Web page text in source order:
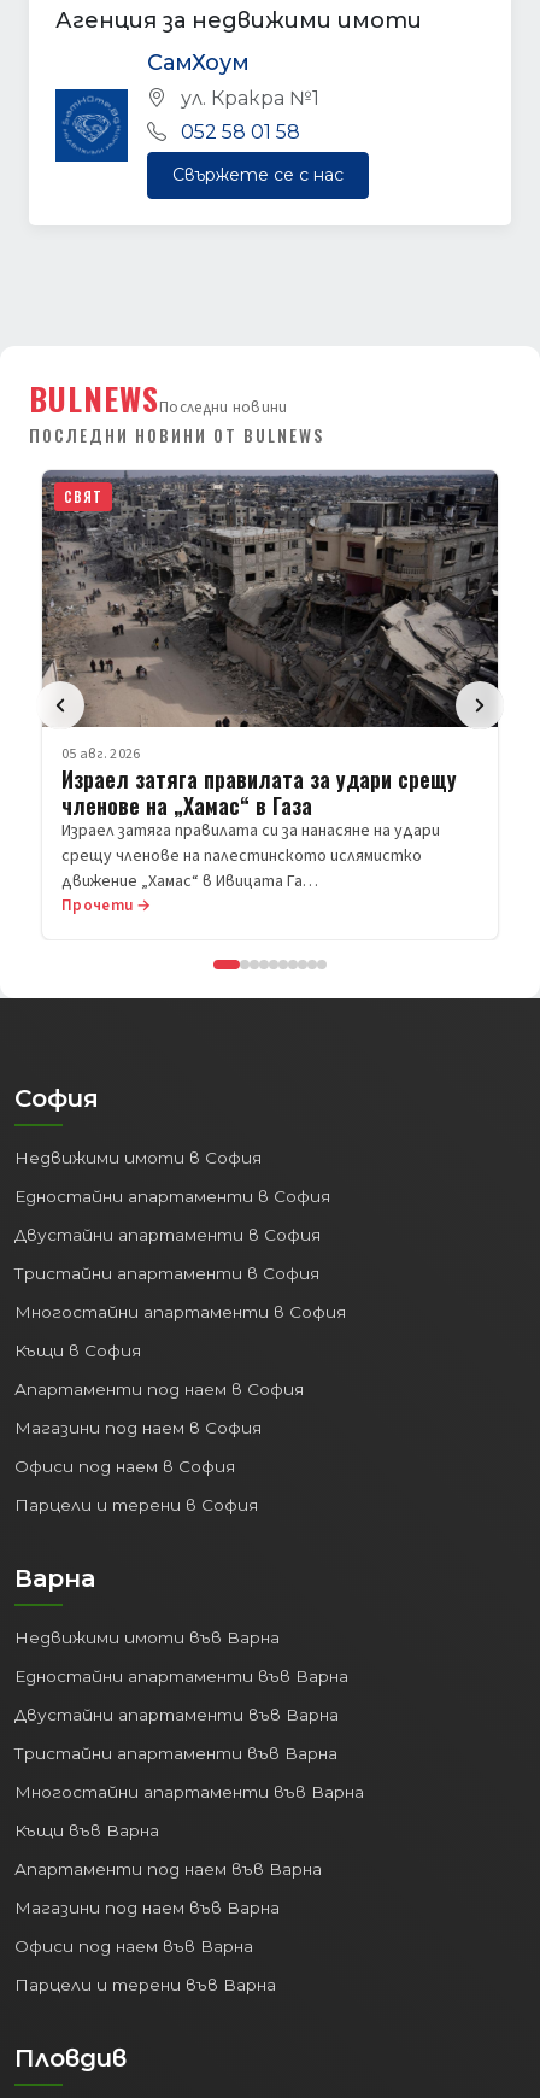
Агенция за недвижими имоти
СамХоум
ул. Кракра №1
052 58 01 58
Свържете се с нас
BULNEWSПоследни новини
ПОСЛЕДНИ НОВИНИ ОТ BULNEWS
СВЯТ
05 авг. 2026
Израел затяга правилата за удари срещу
членове на „Хамас“ в Газа
Израел затяга правилата си за нанасяне на удари
срещу членове на палестинското ислямистко
движение „Хамас“ в Ивицата Га…
Прочети →
София
Недвижими имоти в София
Едностайни апартаменти в София
Двустайни апартаменти в София
Тристайни апартаменти в София
Многостайни апартаменти в София
Къщи в София
Апартаменти под наем в София
Магазини под наем в София
Офиси под наем в София
Парцели и терени в София
Варна
Недвижими имоти във Варна
Едностайни апартаменти във Варна
Двустайни апартаменти във Варна
Тристайни апартаменти във Варна
Многостайни апартаменти във Варна
Къщи във Варна
Апартаменти под наем във Варна
Магазини под наем във Варна
Офиси под наем във Варна
Парцели и терени във Варна
Пловдив